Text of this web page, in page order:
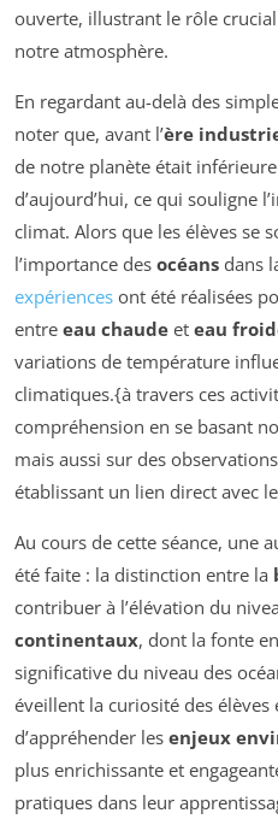
ouverte, illustrant le rôle
notre atmosphère.
En regardant au-delà des
noter que, avant l’ère
de notre planète était
d’aujourd’hui, ce qui souligne
climat. Alors que les élèves se
l’importance des océans dans
expériences ont été réalisées
entre eau chaude et eau
variations de température
climatiques.{à travers ces
compréhension en se basant
mais aussi sur des
établissant un lien direct avec
Au cours de cette séance, une
été faite : la distinction entre la
contribuer à l’élévation du
continentaux, dont la fonte
significative du niveau des
éveillent la curiosité des
d’appréhender les enjeux
plus enrichissante et
pratiques dans leur